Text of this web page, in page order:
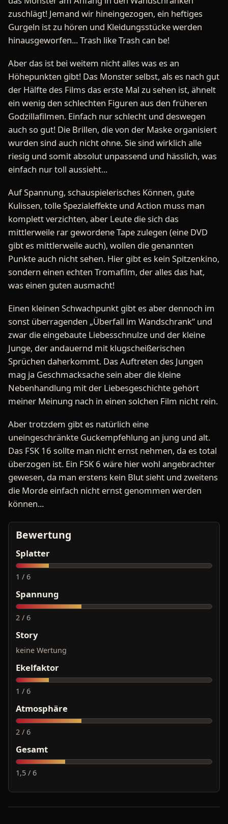
zuschlägt! Jemand wir hineingezogen, ein heftiges
Gurgeln ist zu hören und Kleidungsstücke werden
hinausgeworfen... Trash like Trash can be!
Aber das ist bei weitem nicht alles was es an
Höhepunkten gibt! Das Monster selbst, als es nach gut
der Hälfte des Films das erste Mal zu sehen ist, ähnelt
ein wenig den schlechten Figuren aus den früheren
Godzillafilmen. Einfach nur schlecht und deswegen
auch so gut! Die Brillen, die von der Maske organisiert
wurden sind auch nicht ohne. Sie sind wirklich alle
riesig und somit absolut unpassend und hässlich, was
einfach nur toll aussieht...
Auf Spannung, schauspielerisches Können, gute
Kulissen, tolle Spezialeffekte und Action muss man
komplett verzichten, aber Leute die sich das
mittlerweile rar gewordene Tape zulegen (eine DVD
gibt es mittlerweile auch), wollen die genannten
Punkte auch nicht sehen. Hier gibt es kein Spitzenkino,
sondern einen echten Tromafilm, der alles das hat,
was einen guten ausmacht!
Einen kleinen Schwachpunkt gibt es aber dennoch im
sonst überragenden „Überfall im Wandschrank“ und
zwar die eingebaute Liebesschnulze und der kleine
Junge, der andauernd mit klugscheißerischen
Sprüchen daherkommt. Das Auftreten des Jungen
mag ja Geschmacksache sein aber die kleine
Nebenhandlung mit der Liebesgeschichte gehört
meiner Meinung nach in einen solchen Film nicht rein.
Aber trotzdem gibt es natürlich eine
uneingeschränkte Guckempfehlung an jung und alt.
Das FSK 16 sollte man nicht ernst nehmen, da es total
überzogen ist. Ein FSK 6 wäre hier wohl angebrachter
gewesen, da man erstens kein Blut sieht und zweitens
die Morde einfach nicht ernst genommen werden
können...
Bewertung
Splatter
1 / 6
Spannung
2 / 6
Story
keine Wertung
Ekelfaktor
1 / 6
Atmosphäre
2 / 6
Gesamt
1,5 / 6